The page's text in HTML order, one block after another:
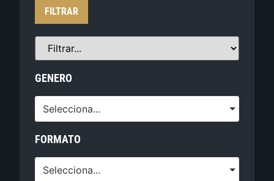
FILTRAR
GENERO
Selecciona...
FORMATO
Selecciona...